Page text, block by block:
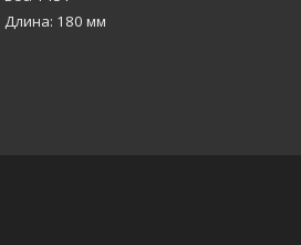
Длина: 180 мм